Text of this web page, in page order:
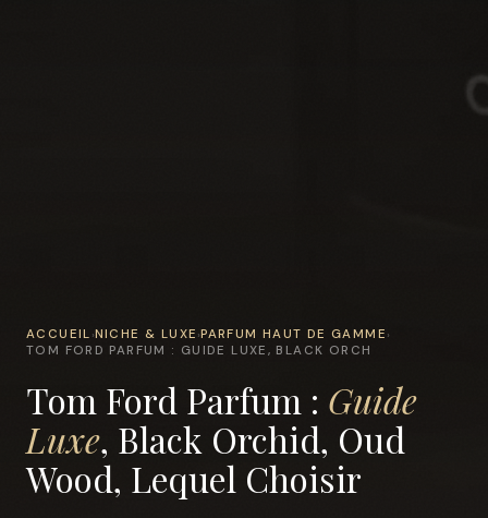
ACCUEIL ›NICHE & LUXE ›PARFUM HAUT DE GAMME ›
TOM FORD PARFUM : GUIDE LUXE, BLACK ORCH
Tom Ford Parfum : Guide
Luxe, Black Orchid, Oud
Wood, Lequel Choisir